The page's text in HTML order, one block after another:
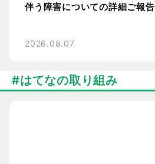
伴う障害についての詳細ご報告
2026.08.07
はてなの取り組み